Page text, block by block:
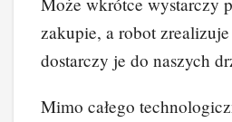
zakupie, a robot
dostarczy je do naszych
Mimo całego